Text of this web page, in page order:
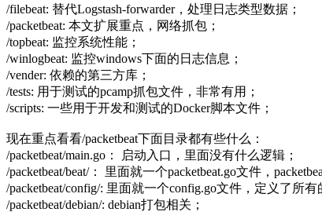
/filebeat: 替代Logstash-forwarder，处理日志类型数据；
/packetbeat: 本文扩展重点，网络抓包；
/topbeat: 监控系统性能；
/winlogbeat: 监控windows下面的日志信息；
/vender: 依赖的第三方库；
/tests: 用于测试的pcamp抓包文件，非常有用；
/scripts: 一些用于开发和测试的Docker脚本文件；
现在重点看看/packetbeat下面目录都有些什么：
/packetbeat/main.go： 启动入口，里面没有什么逻辑；
/packetbeat/beat/： 里面就一个packetbeat.go文件，
/packetbeat/config/: 里面就一个config.go文件，定义了所
/packetbeat/debian/: debian打包相关；